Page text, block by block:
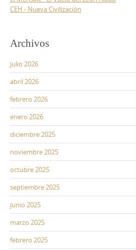
CEH - Nueva Civilización
Archivos
julio 2026
abril 2026
febrero 2026
enero 2026
diciembre 2025
noviembre 2025
octubre 2025
septiembre 2025
junio 2025
marzo 2025
febrero 2025